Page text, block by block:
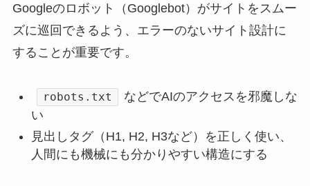
Googleのロボット（Googlebot）がサイトをスムー
ズに巡回できるよう、エラーのないサイト設計に
することが重要です。
robots.txt
などでAIのアクセスを邪魔しな
い
見出しタグ（H1, H2, H3など）を正しく使い、
人間にも機械にも分かりやすい構造にする